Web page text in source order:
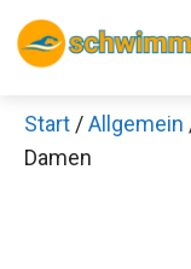
Zum
Inhalt
Start /Allgemein
Damen